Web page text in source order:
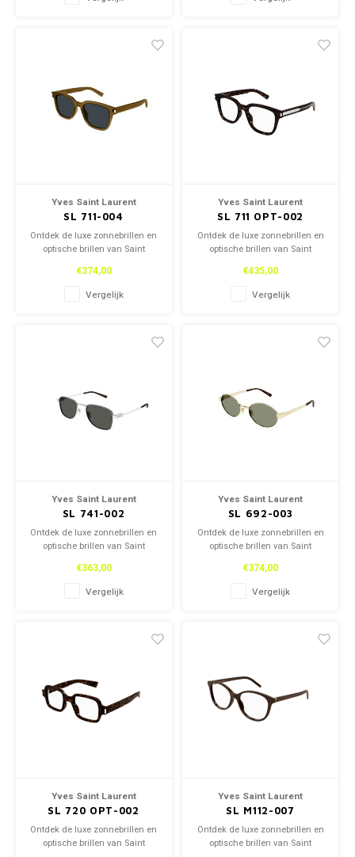
look.
look.
Yves Saint Laurent
SL 711-004
Ontdek de luxe zonnebrillen en
optische brillen van Saint
als online. Tijdloos design en
topkwaliteit voor een stijlvolle
look.
€374,00
Vergelijk
Yves Saint Laurent
SL 711 OPT-002
Ontdek de luxe zonnebrillen en
optische brillen van Saint
als online. Tijdloos design en
topkwaliteit voor een stijlvolle
look.
€435,00
Vergelijk
Yves Saint Laurent
SL 741-002
Ontdek de luxe zonnebrillen en
optische brillen van Saint
als online. Tijdloos design en
topkwaliteit voor een stijlvolle
look.
€363,00
Vergelijk
Yves Saint Laurent
SL 692-003
Ontdek de luxe zonnebrillen en
optische brillen van Saint
als online. Tijdloos design en
topkwaliteit voor een stijlvolle
look.
€374,00
Vergelijk
Yves Saint Laurent
SL 720 OPT-002
Ontdek de luxe zonnebrillen en
optische brillen van Saint
Yves Saint Laurent
SL M112-007
Ontdek de luxe zonnebrillen en
optische brillen van Saint